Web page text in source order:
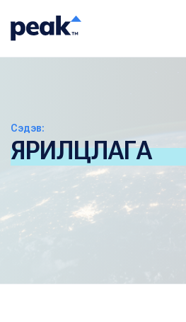
Сэдэв:
ЯРИЛЦЛАГА